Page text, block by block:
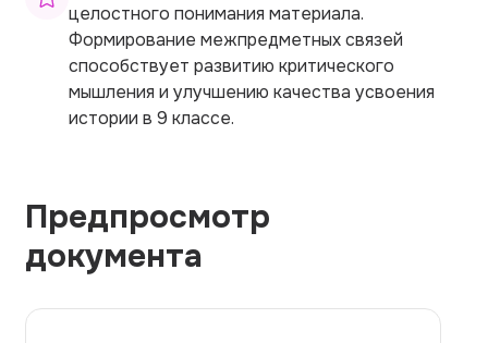
целостного понимания материала.
Формирование межпредметных связей
способствует развитию критического
мышления и улучшению качества усвоения
истории в 9 классе.
Предпросмотр
документа